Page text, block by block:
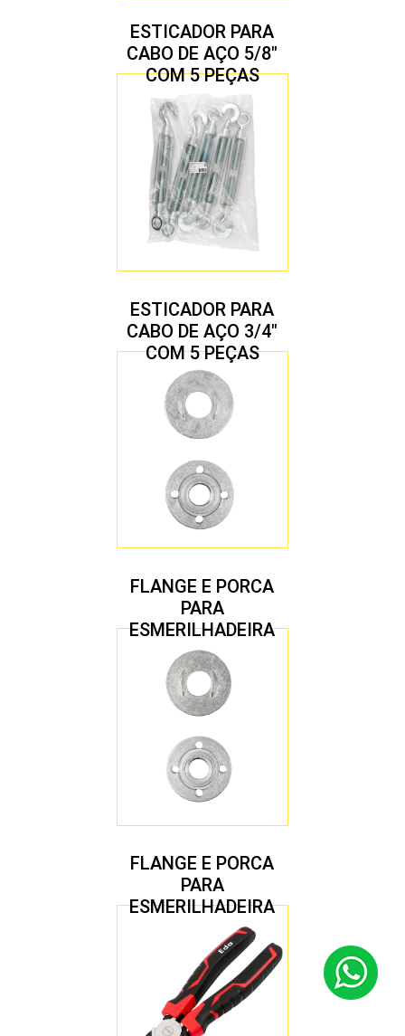
ESTICADOR PARA
CABO DE AÇO 5/8″
COM 5 PEÇAS
ESTICADOR PARA
CABO DE AÇO 3/4″
COM 5 PEÇAS
FLANGE E PORCA
PARA
ESMERILHADEIRA
4.1/2″ 22,23 MM
FLANGE E PORCA
PARA
ESMERILHADEIRA
4.1/2″ 20,00 MM